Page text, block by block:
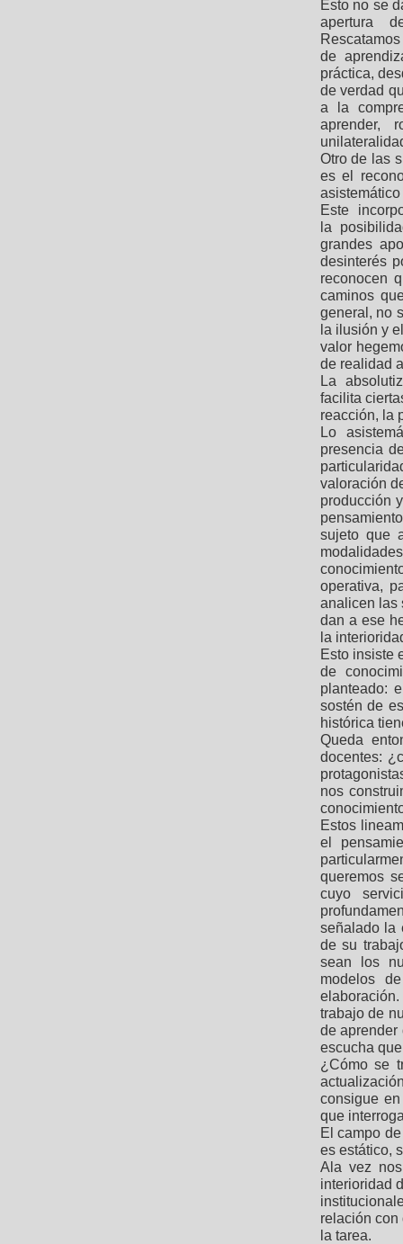
Esto no se
apertura
de
práctica,
de verdad
a la
aprender,
Otro de las
es el
Este
la
grandes
desinterés
reconocen
caminos
general, no
la ilusión y
valor
de realidad
La
facilita
reacción, la
Lo
presencia
valoración
producción
sujeto que
operativa,
analicen las
dan a ese
la
Esto insiste
de
planteado:
sostén de
histórica
Queda
docentes:
nos
Estos
el
queremos
cuyo
señalado la
de su
sean los
modelos
trabajo de
de aprender
escucha
¿Cómo se
consigue
que
El campo
es estático,
Ala vez
interioridad
relación
la tarea.